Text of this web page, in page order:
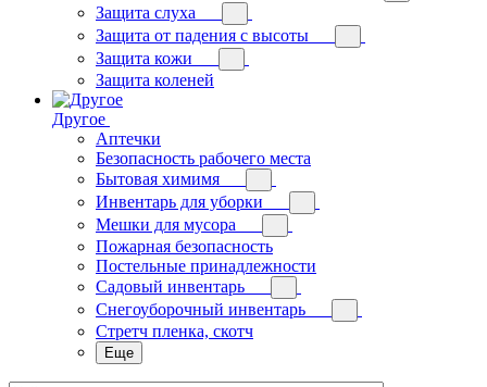
Защита слуха
Защита от падения с высоты
Защита кожи
Защита коленей
Другое
Аптечки
Безопасность рабочего места
Бытовая химимя
Инвентарь для уборки
Мешки для мусора
Пожарная безопасность
Постельные принадлежности
Садовый инвентарь
Снегоуборочный инвентарь
Стретч пленка, скотч
Еще